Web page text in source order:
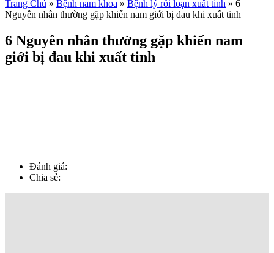
Trang Chủ » Bệnh nam khoa » Bệnh lý rối loạn xuất tinh » 6
Nguyên nhân thường gặp khiến nam giới bị đau khi xuất tinh
6 Nguyên nhân thường gặp khiến nam
giới bị đau khi xuất tinh
Đánh giá:
Chia sẻ: